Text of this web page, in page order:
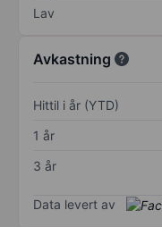
Lav
Avkastning
Hittil i år (YTD)
1 år
3 år
Data levert av